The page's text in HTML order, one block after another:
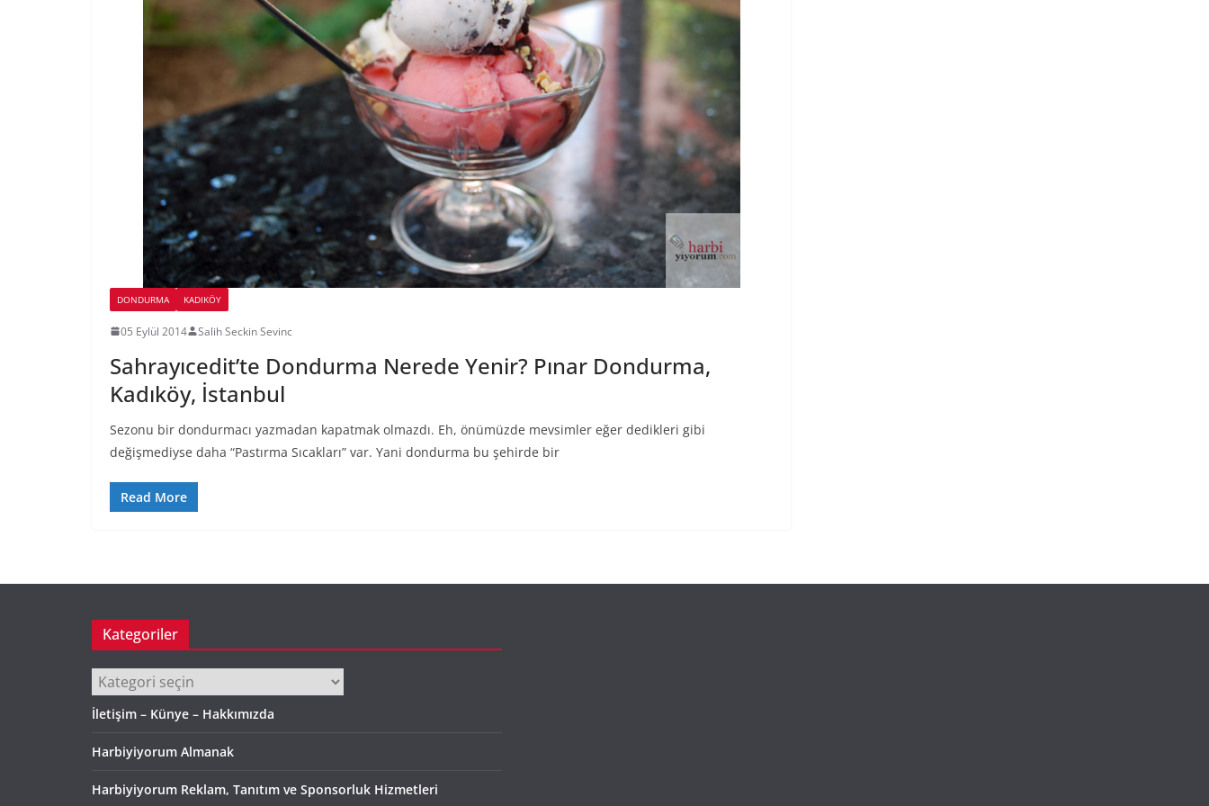
DONDURMA KADIKÖY
05 Eylül 2014 Salih Seckin Sevinc
Sahrayıcedit’te Dondurma Nerede Yenir? Pınar Dondurma,
Kadıköy, İstanbul
Sezonu bir dondurmacı yazmadan kapatmak olmazdı. Eh, önümüzde mevsimler eğer dedikleri gibi
değişmediyse daha “Pastırma Sıcakları” var. Yani dondurma bu şehirde bir
Read More
Kategoriler
Kategoriler
İletişim – Künye – Hakkımızda
Harbiyiyorum Almanak
Harbiyiyorum Reklam, Tanıtım ve Sponsorluk Hizmetleri